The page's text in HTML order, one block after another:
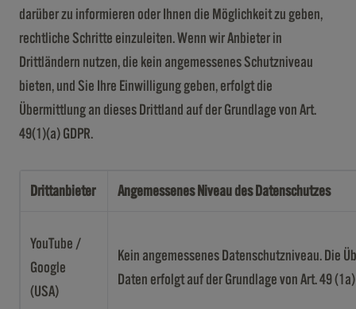
darüber zu informieren oder Ihnen die Möglichkeit zu geben,
rechtliche Schritte einzuleiten. Wenn wir Anbieter in
Drittländern nutzen, die kein angemessenes Schutzniveau
bieten, und Sie Ihre Einwilligung geben, erfolgt die
Übermittlung an dieses Drittland auf der Grundlage von Art.
49(1)(a) GDPR.
Drittanbieter Angemessenes Niveau des Datenschutzes
YouTube /
Google
(USA)
Kein angemessenes Datenschutzniveau. Die
Daten erfolgt auf der Grundlage von Art. 49 (1a)